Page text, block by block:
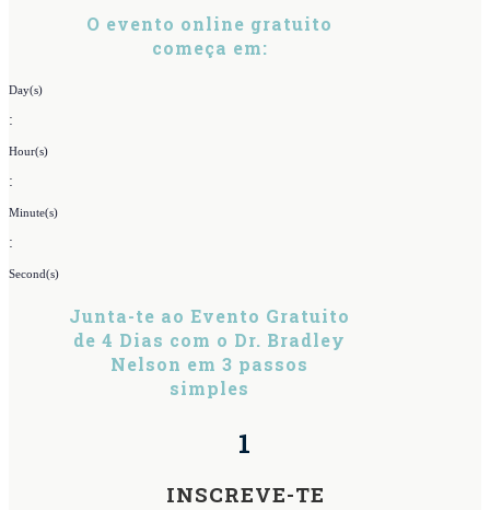
O evento online gratuito
começa em:
Day(s)
:
Hour(s)
:
Minute(s)
:
Second(s)
Junta-te ao Evento Gratuito
de 4 Dias com o Dr. Bradley
Nelson em 3 passos
simples
1
INSCREVE-TE